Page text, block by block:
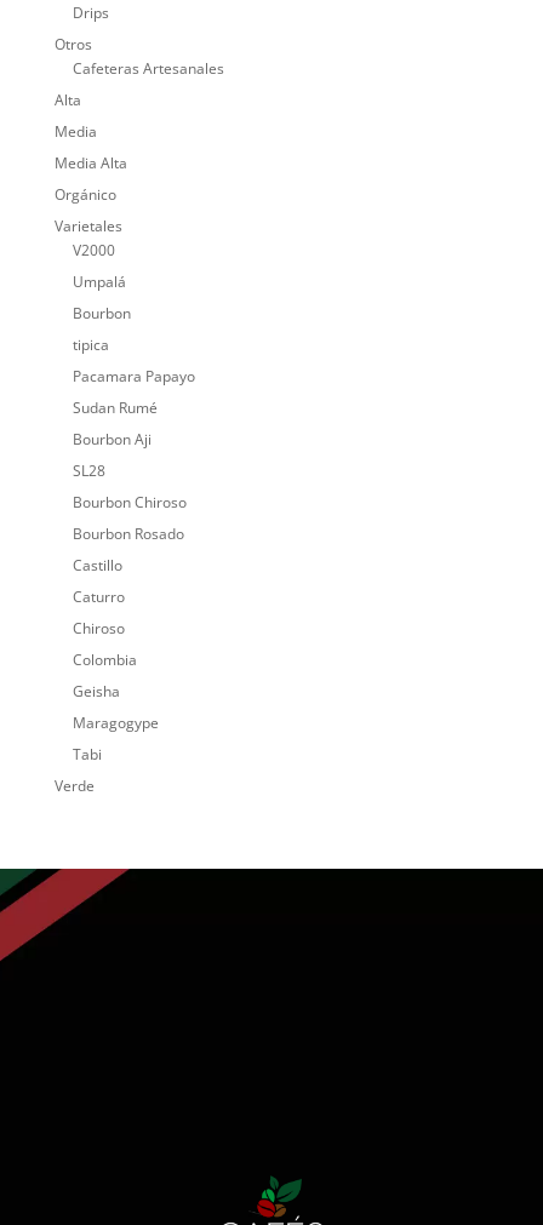
Drips
Otros
Cafeteras Artesanales
Alta
Media
Media Alta
Orgánico
Varietales
V2000
Umpalá
Bourbon
tipica
Pacamara Papayo
Sudan Rumé
Bourbon Aji
SL28
Bourbon Chiroso
Bourbon Rosado
Castillo
Caturro
Chiroso
Colombia
Geisha
Maragogype
Tabi
Verde